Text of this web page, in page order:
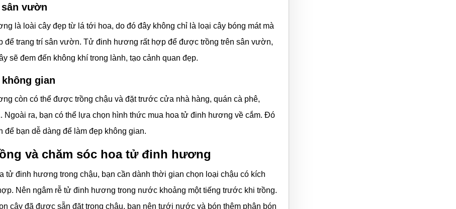
vườn
là loài cây đẹp từ lá tới hoa, do đó đây không chỉ là loại cây bóng mát mà
để trang trí sân vườn. Tử đinh hương rất hợp để được trồng trên sân vườn,
sẽ đem đến không khí trong lành, tạo cảnh quan đẹp.
gian
còn có thể được trồng chậu và đặt trước cửa nhà hàng, quán cà phê,
Ngoài ra, bạn có thể lựa chọn hình thức mua hoa tử đinh hương về cắm. Đó
để bạn dễ dàng để làm đẹp không gian.
và chăm sóc hoa tử đinh hương
tử đinh hương trong chậu, bạn cần dành thời gian chọn loại chậu có kích
Nên ngâm rễ tử đinh hương trong nước khoảng một tiếng trước khi trồng.
cây đã được sẵn đặt trong chậu, bạn nên tưới nước và bón thêm phân bón